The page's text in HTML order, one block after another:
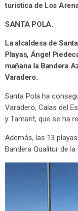
turística de Los
SANTA POLA.
La alcaldesa de
Playas, Ángel
mañana la Bandera
Varadero.
Santa Pola ha
Varadero, Calas del
y Tamarit, que se ha
Además, las 13
Bandera Qualitur de